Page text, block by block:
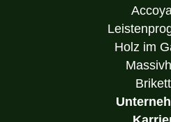
Holz im